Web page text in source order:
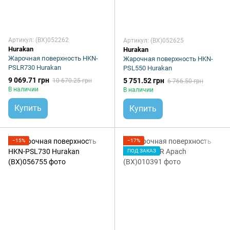
Артикул: (BX)052262
Hurakan
Жарочная поверхность HKN-
PSLR730 Hurakan
9 069.71 грн 10 670.25 грн
В наличии
Купить
Артикул: (BX)052625
Hurakan
Жарочная поверхность HKN-
PSL550 Hurakan
5 751.52 грн 6 766.50 грн
В наличии
Купить
−15%
−17%
ПОД ЗАКАЗ